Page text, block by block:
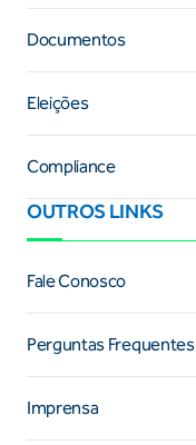
Documentos
Eleições
Compliance
OUTROS LINKS
Fale Conosco
Perguntas Frequentes
Imprensa